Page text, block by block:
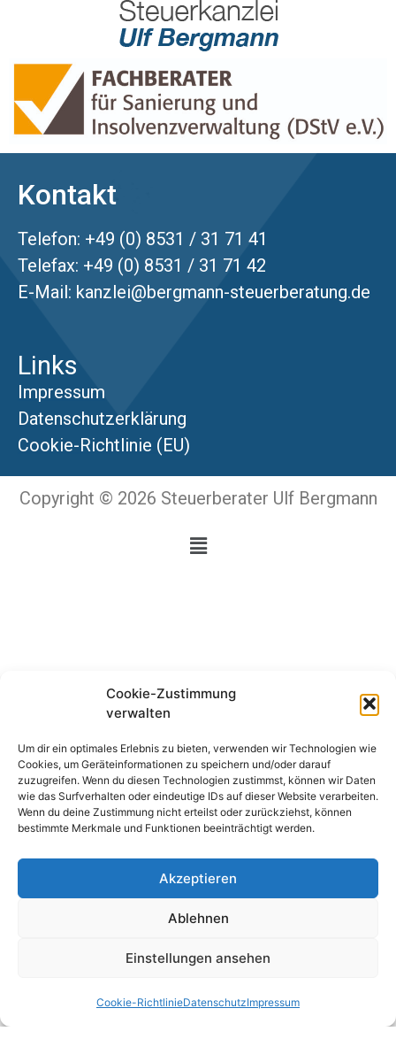
Cookie-Zustimmung
verwalten
Um dir ein optimales Erlebnis zu bieten, verwenden wir Technologien wie
Cookies, um Geräteinformationen zu speichern und/oder darauf
zuzugreifen. Wenn du diesen Technologien zustimmst, können wir Daten
wie das Surfverhalten oder eindeutige IDs auf dieser Website verarbeiten.
Wenn du deine Zustimmung nicht erteilst oder zurückziehst, können
bestimmte Merkmale und Funktionen beeinträchtigt werden.
Akzeptieren
Ablehnen
Einstellungen ansehen
Cookie-RichtlinieDatenschutzImpressum
Kontakt
Telefon: +49 (0) 8531 / 31 71 41
Telefax: +49 (0) 8531 / 31 71 42
E-Mail: kanzlei@bergmann-steuerberatung.de
Links
Impressum
Datenschutzerklärung
Cookie-Richtlinie (EU)
Copyright © 2026 Steuerberater Ulf Bergmann